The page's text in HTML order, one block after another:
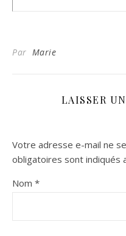
Par Marie
LAISSER
Votre adresse e-mail ne
obligatoires sont indiqués
Nom *